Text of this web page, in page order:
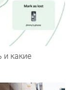
и какие